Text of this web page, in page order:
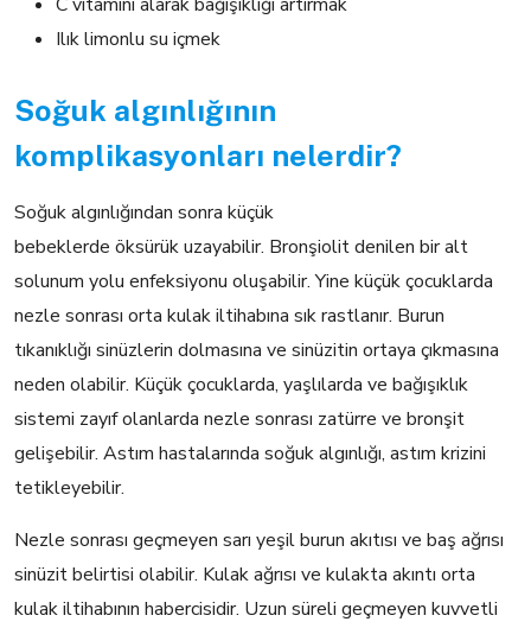
Ilık limonlu su içmek
Soğuk algınlığının
komplikasyonları nelerdir?
Soğuk algınlığından sonra küçük
bebeklerde öksürük uzayabilir. Bronşiolit denilen bir alt
solunum yolu enfeksiyonu oluşabilir. Yine küçük çocuklarda
nezle sonrası orta kulak iltihabına sık rastlanır. Burun
tıkanıklığı sinüzlerin dolmasına ve sinüzitin ortaya çıkmasına
neden olabilir. Küçük çocuklarda, yaşlılarda ve bağışıklık
sistemi zayıf olanlarda nezle sonrası zatürre ve bronşit
gelişebilir. Astım hastalarında soğuk algınlığı, astım krizini
tetikleyebilir.
Nezle sonrası geçmeyen sarı yeşil burun akıtısı ve baş ağrısı
sinüzit belirtisi olabilir. Kulak ağrısı ve kulakta akıntı orta
kulak iltihabının habercisidir. Uzun süreli geçmeyen kuvvetli